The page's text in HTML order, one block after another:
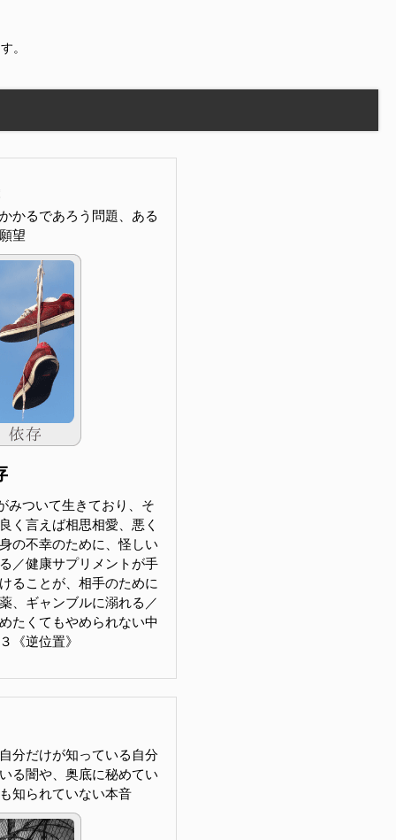
。
かるであろう問題、ある
望
みついて生きており、そ
く言えば相思相愛、悪く
の不幸のために、怪しい
／健康サプリメントが手
ることが、相手のために
、ギャンブルに溺れる／
たくてもやめられない中
《逆位置》
分だけが知っている自分
る闇や、奥底に秘めてい
知られていない本音